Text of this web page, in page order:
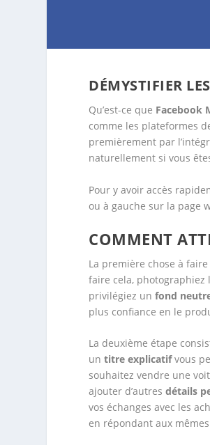
DÉMYSTIFIER
Qu’est-ce que Facebook
comme les plateformes
premièrement par
naturellement si vous
Pour y avoir accès
ou à gauche sur la page
COMMENT
La première chose à
faire cela, photographiez
privilégiez unfond
plus confiance en le
La deuxième étape
untitre explicatifvous
souhaitez vendre une
ajouter d’autresdétails
vos échanges avec les
en répondant aux